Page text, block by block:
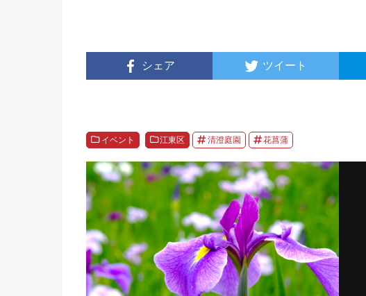
シェア ツイート
イベント 江東区 清澄庭園 花菖蒲